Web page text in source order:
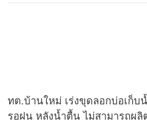
ทต.บ้านใหม่ เร่งขุดลอกบ่อเก็บ
รอฝน หลังน้ำตื้น ไม่สามารถผลิ